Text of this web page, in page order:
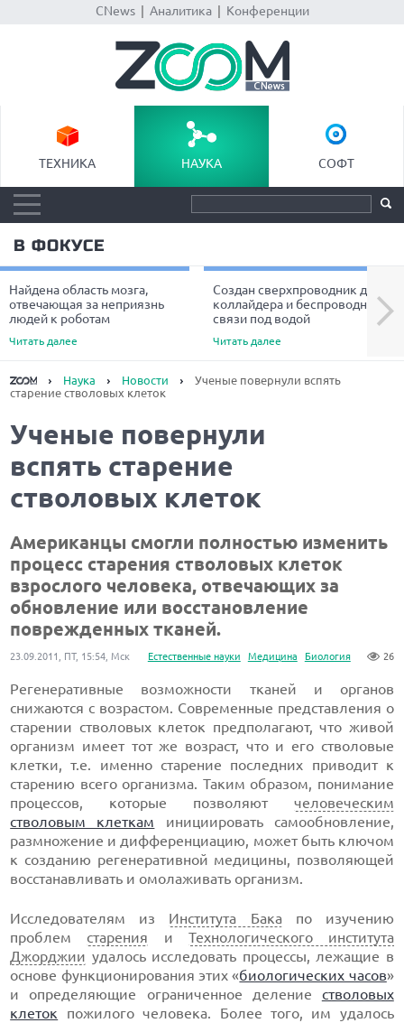
CNews| Аналитика| Конференции
ТЕХНИКА НАУКА СОФТ
В ФОКУСЕ
Найдена область мозга,
отвечающая за неприязнь
людей к роботам
Читать далее
Создан сверхпроводник для
коллайдера и беспроводной
связи под водой
Читать далее
Next
Наука Новости
Ученые повернули вспять
старение стволовых клеток
Ученые повернули
вспять старение
стволовых клеток
Американцы смогли полностью изменить
процесс старения стволовых клеток
взрослого человека, отвечающих за
обновление или восстановление
поврежденных тканей.
Естественные науки Медицина Биология 26
23.09.2011, ПТ, 15:54, Мск
Регенеративные возможности тканей и органов
снижаются с возрастом. Современные представления о
старении стволовых клеток предполагают, что живой
организм имеет тот же возраст, что и его стволовые
клетки, т.е. именно старение последних приводит к
старению всего организма. Таким образом, понимание
процессов, которые позволяют человеческим
стволовым клеткам инициировать самообновление,
размножение и дифференциацию, может быть ключом
к созданию регенеративной медицины, позволяющей
восстанавливать и омолаживать организм.
Исследователям из Института Бакапо изучению
проблем старения и Технологического института
Джорджии удалось исследовать процессы, лежащие в
основе функционирования этих «биологических часов»
и определяющие ограниченное деление стволовых
клеток пожилого человека. Более того, им удалось